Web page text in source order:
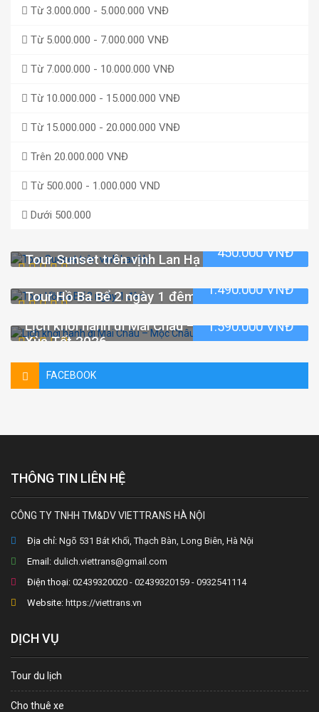
Từ 3.000.000 - 5.000.000 VNĐ
Từ 5.000.000 - 7.000.000 VNĐ
Từ 7.000.000 - 10.000.000 VNĐ
Từ 10.000.000 - 15.000.000 VNĐ
Từ 15.000.000 - 20.000.000 VNĐ
Trên 20.000.000 VNĐ
Từ 500.000 - 1.000.000 VND
Dưới 500.000
Tour Sunset trên vịnh Lan Hạ 450.000 VNĐ
Tour Hồ Ba Bể 2 ngày 1 đêm 1.490.000 VNĐ
Lịch khởi hành đi Mai Châu – Mộc Châu – Tà
Xùa Tết 2026
1.590.000 VNĐ
FACEBOOK
THÔNG TIN LIÊN HỆ
CÔNG TY TNHH TM&DV VIETTRANS HÀ NỘI
Địa chỉ: Ngõ 531 Bát Khối, Thạch Bàn, Long Biên, Hà Nội
Email: dulich.viettrans@gmail.com
Điện thoại: 02439320020 - 02439320159 - 0932541114
Website: https://viettrans.vn
DỊCH VỤ
Tour du lịch
Cho thuê xe